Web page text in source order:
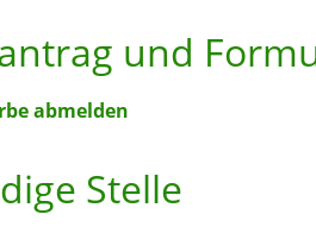
und
abmelden
Stelle